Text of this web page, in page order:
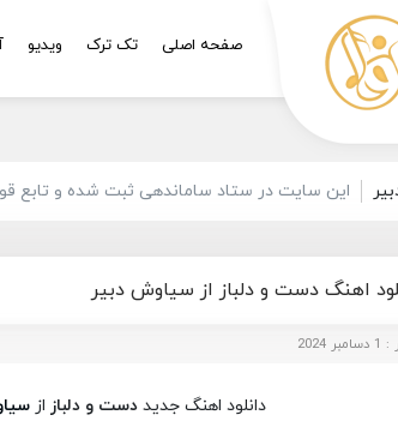
صفحه اصلی تک ترک ویدیو
این سایت در ستاد ساماندهی ثبت شده و تابع
اهنگ دست و دلباز از سیاوش دبیر
دانلود اهنگ جدید دست و دلباز از